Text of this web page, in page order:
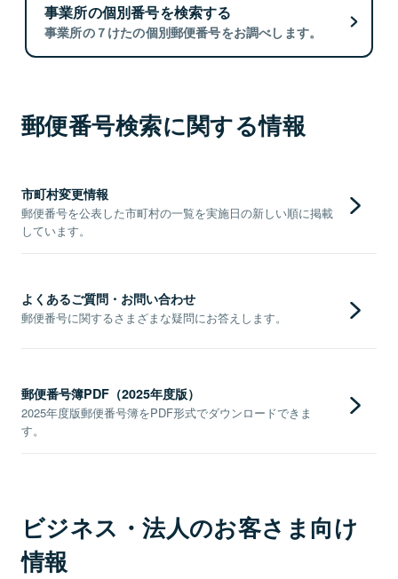
事業所の個別番号を検索する
事業所の７けたの個別郵便番号をお調べします。
郵便番号検索に関する情報
市町村変更情報
郵便番号を公表した市町村の一覧を実施日の新しい順に掲載
しています。
よくあるご質問・お問い合わせ
郵便番号に関するさまざまな疑問にお答えします。
郵便番号簿PDF（2025年度版）
2025年度版郵便番号簿をPDF形式でダウンロードできま
す。
ビジネス・法人のお客さま向け
情報